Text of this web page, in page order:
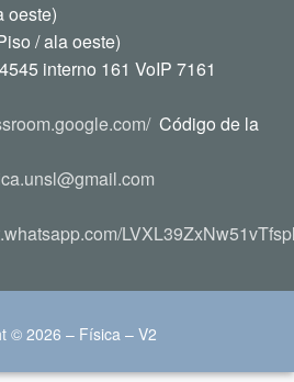
oeste)
/ ala oeste)
interno 161 VoIP 7161
Código de la
© 2026 – Física – V2